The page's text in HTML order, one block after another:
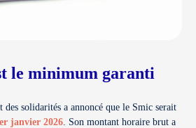
le minimum garanti
solidarités a annoncé que le Smic serait
janvier 2026 . Son montant horaire brut a